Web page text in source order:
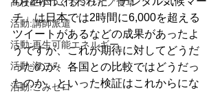
活動:講師派遣
活動:再生可能エネルギー
活動:海ごみ
活動:ごみゼロ
チ」は日本では2時間に6,000を超える
ツイートがあるなどの成果があったよ
うですが、これが期待に対してどうだ
ったのか、各国との比較ではどうだっ
たのか、といった検証はこれからにな